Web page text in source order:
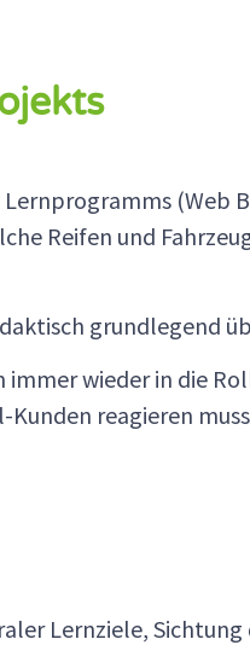
(Web
Reifen und
grundlegend
immer wieder in die
reagieren
Lernziele,